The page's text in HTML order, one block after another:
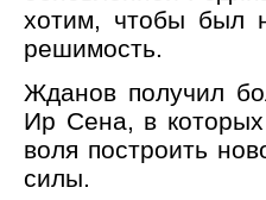
хотим, чтобы был
решимость.
Жданов получил
Ир Сена, в
воля построить
силы.